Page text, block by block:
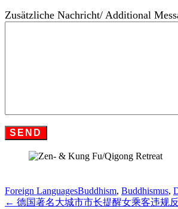
Zusätzliche Nachricht/ Additional
Foreign LanguagesBuddhism, Buddhismus,
← 德国著名大城市市长提醒女乘客违规